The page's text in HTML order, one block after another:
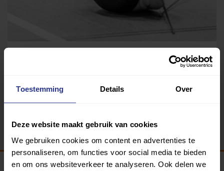
Toestemming Details Over
Deze website maakt gebruik van cookies
We gebruiken cookies om content en advertenties te
personaliseren, om functies voor social media te bieden
en om ons websiteverkeer te analyseren. Ook delen we